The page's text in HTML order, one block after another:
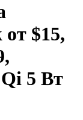
$15,
Qi 5 Вт